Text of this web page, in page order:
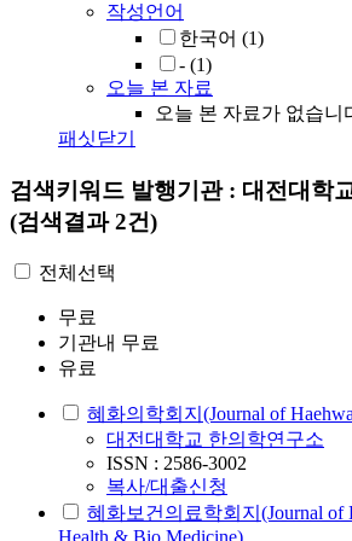
작성언어
한국어 (1)
- (1)
오늘 본 자료
오늘 본 자료가 없습니
패싯닫기
검색키워드 발행기관 : 대전대학
(검색결과 2건)
전체선택
무료
기관내 무료
유료
혜화의학회지(Journal of
대전대학교 한의학연구소
ISSN : 2586-3002
복사/대출신청
혜화보건의료학회지(Journal of